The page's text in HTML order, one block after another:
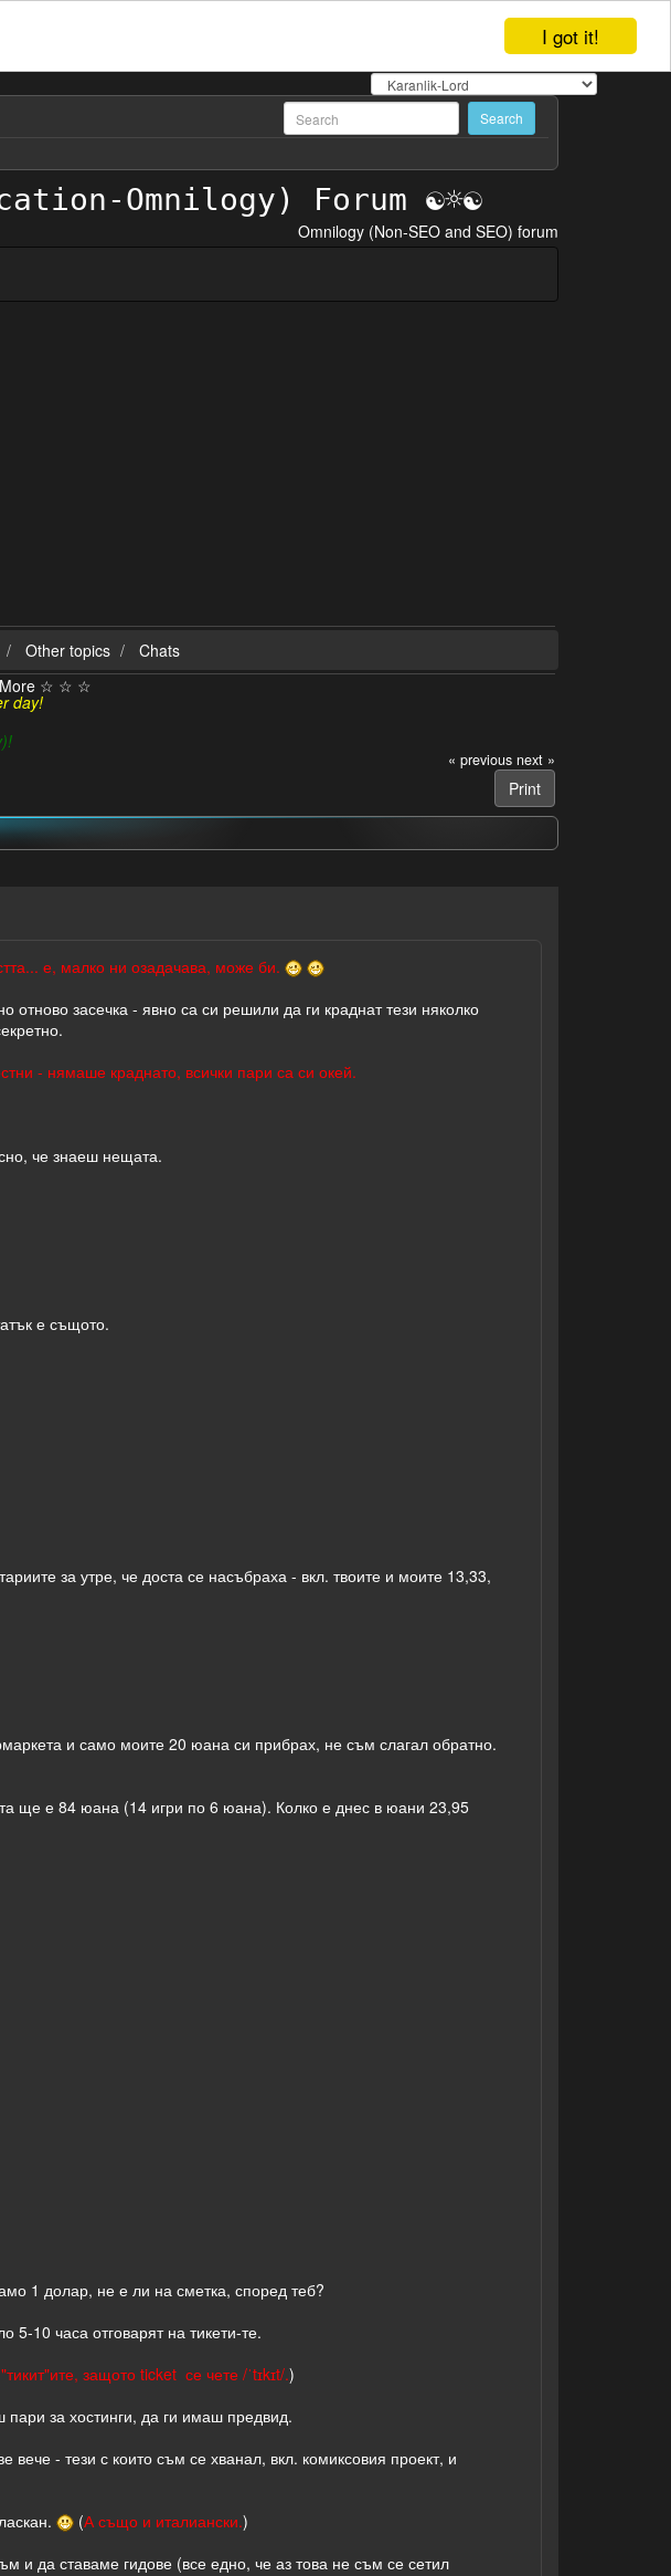
I got it!
Omnilogy (Non-SEO and SEO) forum
Other topics
Chats
☆ ☆ ☆
day!
« previous next »
Print
е, малко ни озадачава, може би.
засечка - явно са си решили да ги краднат тези няколко
- нямаше краднато, всички пари са си окей.
че знаеш нещата.
е същото.
за утре, че доста се насъбраха - вкл. твоите и моите 13,33,
и само моите 20 юана си прибрах, не съм слагал обратно.
ще е 84 юана (14 игри по 6 юана). Колко е днес в юани 23,95
1 долар, не е ли на сметка, според теб?
10 часа отговарят на тикети-те.
защото ticket се чете /ˈtɪkɪt/.)
за хостинги, да ги имаш предвид.
- тези с които съм се хванал, вкл. комиксовия проект, и
(А също и италиански.)
и да ставаме гидове (все едно, че аз това не съм се сетил